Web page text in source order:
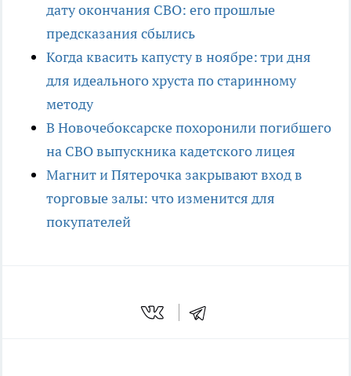
дату окончания СВО: его прошлые
предсказания сбылись
Когда квасить капусту в ноябре: три дня
для идеального хруста по старинному
методу
В Новочебоксарске похоронили погибшего
на СВО выпускника кадетского лицея
Магнит и Пятерочка закрывают вход в
торговые залы: что изменится для
покупателей